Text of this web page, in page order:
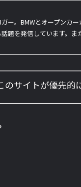
ー。BMWとオープンカ
題を発信しています。ま
のサイトが優先